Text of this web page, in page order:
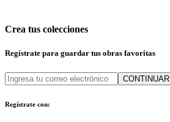
Crea tus colecciones
Regístrate para guardar tus obras favoritas
CONTINUAR
Regístrate con: